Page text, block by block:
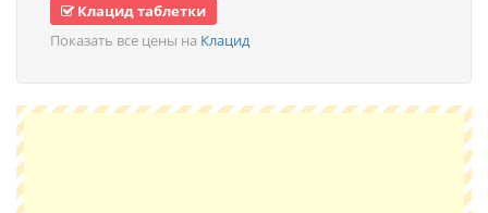
Клацид таблетки
Показать все цены на Клацид